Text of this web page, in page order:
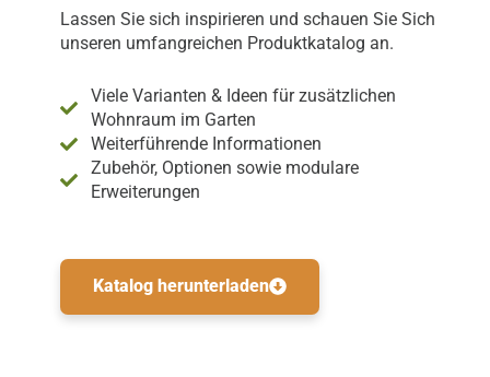
Lassen Sie sich inspirieren und schauen Sie Sich
unseren umfangreichen Produktkatalog an.
Viele Varianten & Ideen für zusätzlichen
Wohnraum im Garten
Weiterführende Informationen
Zubehör, Optionen sowie modulare
Erweiterungen
Katalog herunterladen